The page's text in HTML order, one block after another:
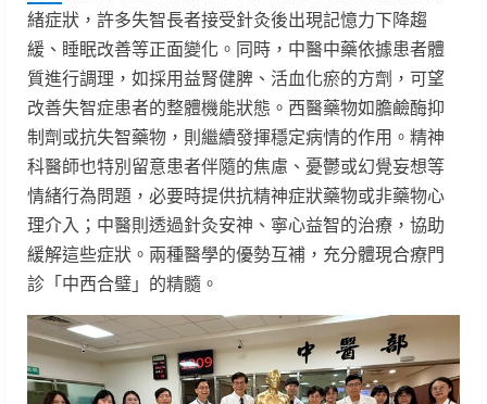
緒症狀，許多失智長者接受針灸後出現記憶力下降趨
緩、睡眠改善等正面變化。同時，中醫中藥依據患者體
質進行調理，如採用益腎健脾、活血化瘀的方劑，可望
改善失智症患者的整體機能狀態。西醫藥物如膽鹼酶抑
制劑或抗失智藥物，則繼續發揮穩定病情的作用。精神
科醫師也特別留意患者伴隨的焦慮、憂鬱或幻覺妄想等
情緒行為問題，必要時提供抗精神症狀藥物或非藥物心
理介入；中醫則透過針灸安神、寧心益智的治療，協助
緩解這些症狀。兩種醫學的優勢互補，充分體現合療門
診「中西合璧」的精髓。